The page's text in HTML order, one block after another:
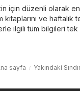
için düzenli olarak
kitaplarını ve haftalık
ilgili tüm bilgileri
sayfa Yakındaki